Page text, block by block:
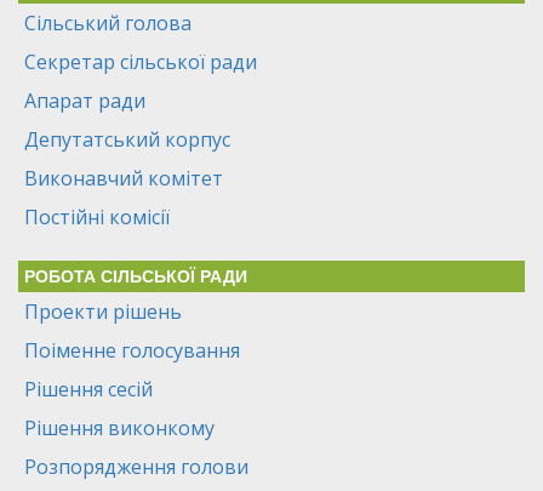
Сільський голова
Секретар сільської ради
Апарат ради
Депутатський корпус
Виконавчий комітет
Постійні комісії
РОБОТА СІЛЬСЬКОЇ РАДИ
Проекти рішень
Поіменне голосування
Рішення сесій
Рішення виконкому
Розпорядження голови